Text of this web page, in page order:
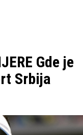
Gde je
Srbija